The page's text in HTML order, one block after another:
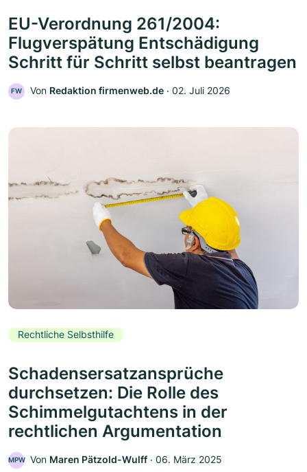
EU-Verordnung 261/2004:
Flugverspätung Entschädigung
Schritt für Schritt selbst beantragen
FW Von Redaktion firmenweb.de ‧ 02. Juli 2026
Rechtliche Selbsthilfe
Schadensersatzansprüche
durchsetzen: Die Rolle des
Schimmelgutachtens in der
rechtlichen Argumentation
MPW Von Maren Pätzold-Wulff ‧ 06. März 2025